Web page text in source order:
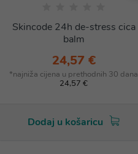
Skincode 24h de-stress cica
balm
24,57 €
*najniža cijena u prethodnih 30 dana
24,57 €
Dodaj u košaricu